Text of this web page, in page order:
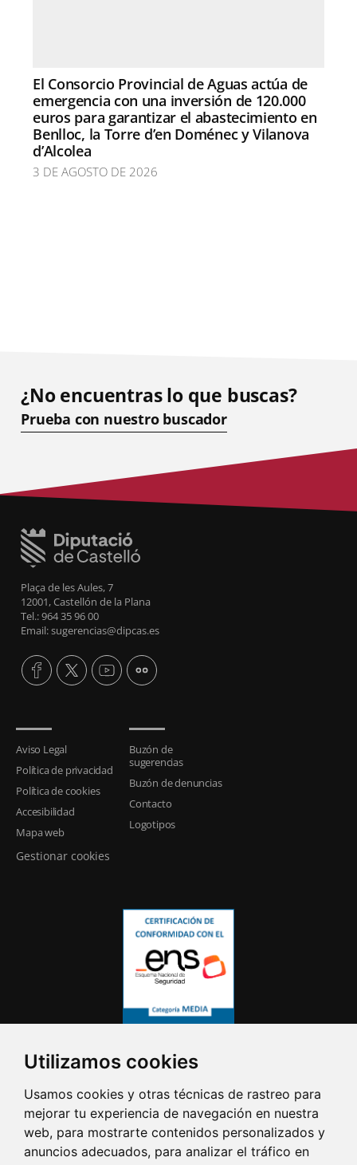
Utilizamos cookies
Usamos cookies y otras técnicas de rastreo para
mejorar tu experiencia de navegación en nuestra
web, para mostrarte contenidos personalizados y
anuncios adecuados, para analizar el tráfico en
El Consorcio Provincial de Aguas actúa de
emergencia con una inversión de 120.000
euros para garantizar el abastecimiento en
Benlloc, la Torre d’en Doménec y Vilanova
d’Alcolea
3 DE AGOSTO DE 2026
¿No encuentras lo que buscas?
Prueba con nuestro buscador
Plaça de les Aules, 7
12001, Castellón de la Plana
Tel.: 964 35 96 00
Email: sugerencias@dipcas.es
Aviso Legal
Política de privacidad
Política de cookies
Accesibilidad
Mapa web
Gestionar cookies
Buzón de
sugerencias
Buzón de denuncias
Contacto
Logotipos